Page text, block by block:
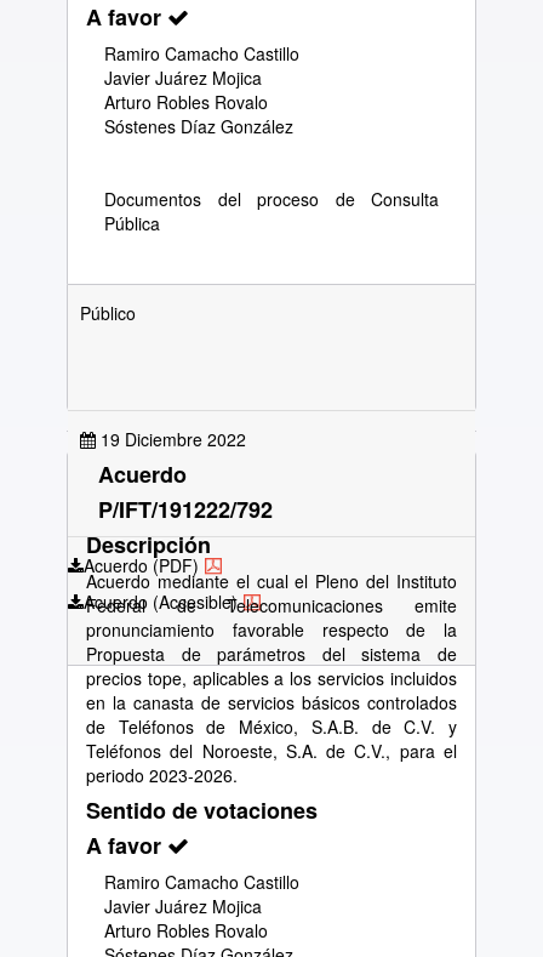
A favor
Ramiro Camacho Castillo
Javier Juárez Mojica
Arturo Robles Rovalo
Sóstenes Díaz González
Documentos del proceso de Consulta
Pública
Público
19 Diciembre 2022
Acuerdo (PDF)
Acuerdo (Accesible)
Acuerdo
P/IFT/191222/792
Descripción
Acuerdo mediante el cual el Pleno del Instituto
Federal de Telecomunicaciones emite
pronunciamiento favorable respecto de la
Propuesta de parámetros del sistema de
precios tope, aplicables a los servicios incluidos
en la canasta de servicios básicos controlados
de Teléfonos de México, S.A.B. de C.V. y
Teléfonos del Noroeste, S.A. de C.V., para el
periodo 2023-2026.
Sentido de votaciones
A favor
Ramiro Camacho Castillo
Javier Juárez Mojica
Arturo Robles Rovalo